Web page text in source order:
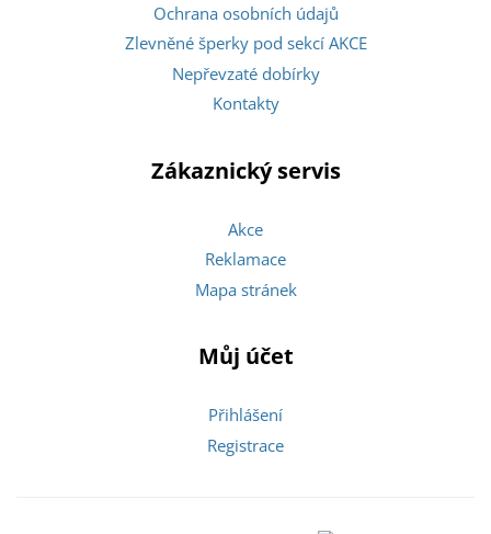
Ochrana osobních údajů
Zlevněné šperky pod sekcí AKCE
Nepřevzaté dobírky
Kontakty
Zákaznický servis
Akce
Reklamace
Mapa stránek
Můj účet
Přihlášení
Registrace